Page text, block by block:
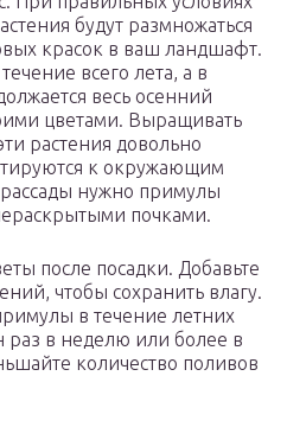
будут размножаться
красок в ваш ландшафт.
всего лета, а в
весь осенний
цветами. Выращивать
растения довольно
к окружающим
нужно примулы
почками.
после посадки. Добавьте
чтобы сохранить влагу.
в течение летних
в неделю или более в
количество поливов